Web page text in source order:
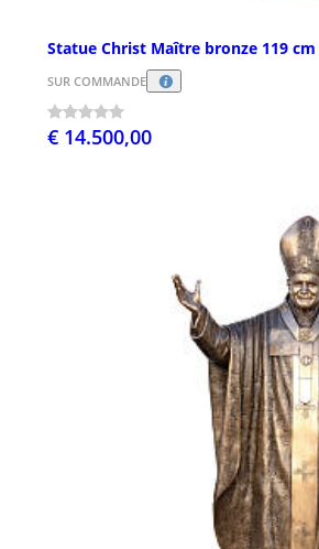
Statue Christ Maître bronze 119 cm
SUR COMMANDE
€ 14.500,00